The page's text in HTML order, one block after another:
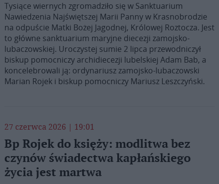
Tysiące wiernych zgromadziło się w Sanktuarium
Nawiedzenia Najświętszej Marii Panny w Krasnobrodzie
na odpuście Matki Bożej Jagodnej, Królowej Roztocza. Jest
to główne sanktuarium maryjne diecezji zamojsko-
lubaczowskiej. Uroczystej sumie 2 lipca przewodniczył
biskup pomocniczy archidiecezji lubelskiej Adam Bab, a
koncelebrowali ją: ordynariusz zamojsko-lubaczowski
Marian Rojek i biskup pomocniczy Mariusz Leszczyński.
27 czerwca 2026 | 19:01
Bp Rojek do księży: modlitwa bez
czynów świadectwa kapłańskiego
życia jest martwa